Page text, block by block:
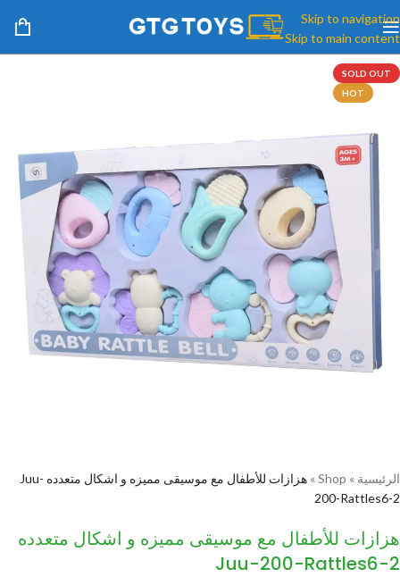
Skip to navigation
Skip to main content
SOLD OUT
HOT
الرئيسية »
Shop
»
هزازات للأطفال مع موسيقى مميزه و اشكال متعدده Juu-
200-Rattles6-2
هزازات للأطفال مع موسيقى مميزه و اشكال متعدده
Juu-200-Rattles6-2